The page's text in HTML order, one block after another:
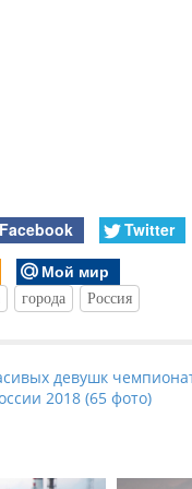
Facebook
Twitter
Мой мир
города Россия
девушк
2018 (65 фото)